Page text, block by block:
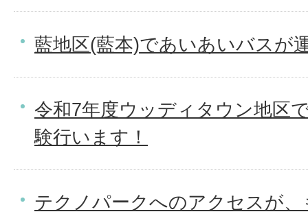
藍地区(藍本)であいあいバスが
令和7年度ウッディタウン地区
験行います！
テクノパークへのアクセスが